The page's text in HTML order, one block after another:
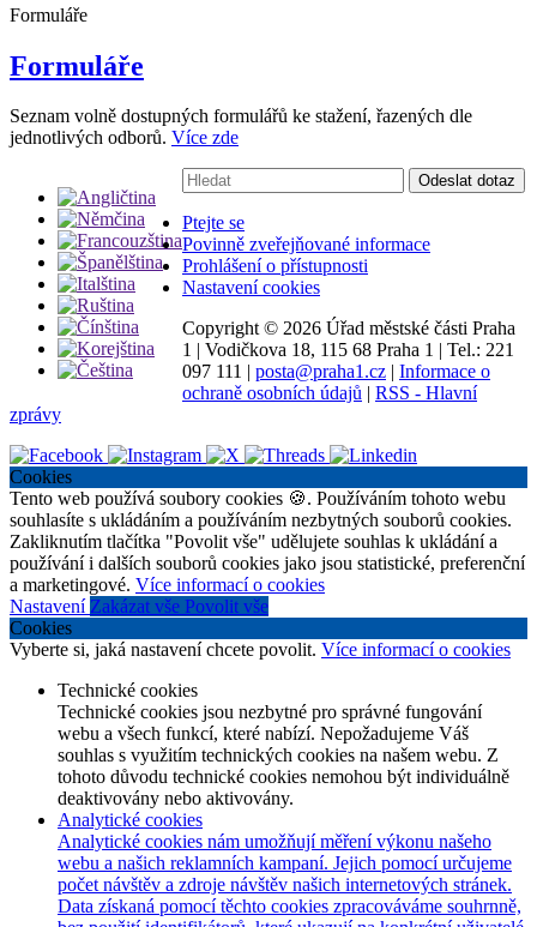
Formuláře
Formuláře
Seznam volně dostupných formulářů ke stažení, řazených dle
jednotlivých odborů. Více zde
Vyhledávání:
Odeslat dotaz
Ptejte se
Povinně zveřejňované informace
Prohlášení o přístupnosti
Nastavení cookies
Copyright © 2026 Úřad městské části Praha
1 | Vodičkova 18, 115 68 Praha 1 | Tel.: 221
097 111 | posta@praha1.cz | Informace o
ochraně osobních údajů | RSS - Hlavní
zprávy
Cookies
Tento web používá soubory cookies 🍪. Používáním tohoto webu
souhlasíte s ukládáním a používáním nezbytných souborů cookies.
Zakliknutím tlačítka "Povolit vše" udělujete souhlas k ukládání a
používání i dalších souborů cookies jako jsou statistické, preferenční
a marketingové. Více informací o cookies
Nastavení Zakázat vše Povolit vše
Cookies
Vyberte si, jaká nastavení chcete povolit. Více informací o cookies
Technické cookies
Technické cookies jsou nezbytné pro správné fungování
webu a všech funkcí, které nabízí. Nepožadujeme Váš
souhlas s využitím technických cookies na našem webu. Z
tohoto důvodu technické cookies nemohou být individuálně
deaktivovány nebo aktivovány.
Analytické cookies
Analytické cookies nám umožňují měření výkonu našeho
webu a našich reklamních kampaní. Jejich pomocí určujeme
počet návštěv a zdroje návštěv našich internetových stránek.
Data získaná pomocí těchto cookies zpracováváme souhrnně,